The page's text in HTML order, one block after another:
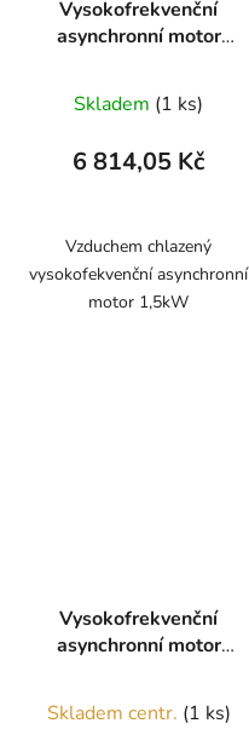
Vysokofrekvenční
asynchronní motor
Skladem (1 ks)
6 814,05 Kč
Vzduchem chlazený
vysokofekvenční asynchronní
motor 1,5kW
Vysokofrekvenční
asynchronní motor
Skladem centr. (1 ks)